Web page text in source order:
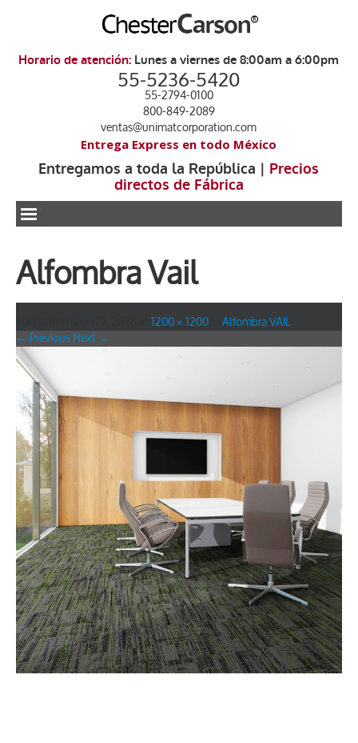
Horario de atención: Lunes a viernes de 8:00am a 6:00pm
55-5236-5420
55-2794-0100
800-849-2089
ventas@unimatcorporation.com
Entrega Express en todo México
Entregamos a toda la República | Precios
directos de Fábrica
.
Alfombra Vail
1200 × 1200 Alfombra VAIL
← Previous Next →